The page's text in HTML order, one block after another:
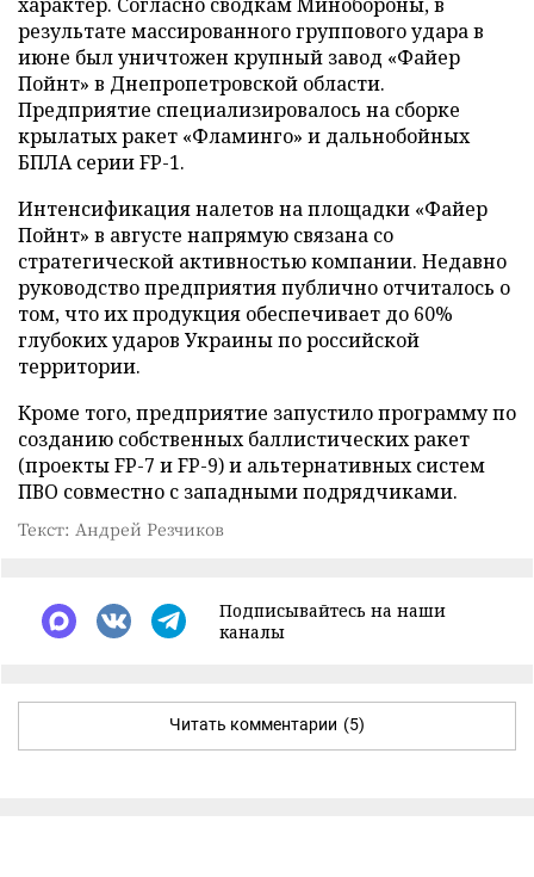
результате массированного группового удара в
июне был уничтожен крупный завод «Файер
Пойнт» в Днепропетровской области.
Предприятие специализировалось на сборке
крылатых ракет «Фламинго» и дальнобойных
БПЛА серии FP-1.
Интенсификация налетов на площадки «Файер
Пойнт» в августе напрямую связана со
стратегической активностью компании. Недавно
руководство предприятия публично отчиталось о
том, что их продукция обеспечивает до 60%
глубоких ударов Украины по российской
территории.
Кроме того, предприятие запустило программу по
созданию собственных баллистических ракет
(проекты FP-7 и FP-9) и альтернативных систем
ПВО совместно с западными подрядчиками.
Текст: Андрей Резчиков
Подписывайтесь на наши
каналы
Читать комментарии (5)